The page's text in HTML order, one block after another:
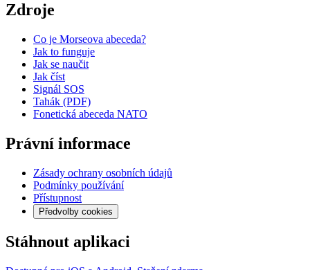
Zdroje
Co je Morseova abeceda?
Jak to funguje
Jak se naučit
Jak číst
Signál SOS
Tahák (PDF)
Fonetická abeceda NATO
Právní informace
Zásady ochrany osobních údajů
Podmínky používání
Přístupnost
Předvolby cookies
Stáhnout aplikaci